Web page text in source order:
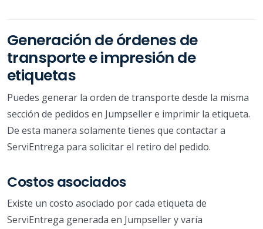
Generación de órdenes de
transporte e impresión de
etiquetas
Puedes generar la orden de transporte desde la misma
sección de pedidos en Jumpseller e imprimir la etiqueta.
De esta manera solamente tienes que contactar a
ServiEntrega para solicitar el retiro del pedido.
Costos asociados
Existe un costo asociado por cada etiqueta de
ServiEntrega generada en Jumpseller y varía